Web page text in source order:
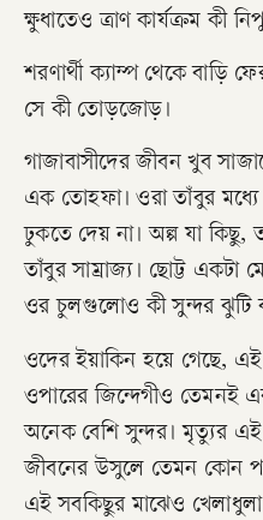
ক্ষুধাতেও ত্রাণ কার্যক্রম কী
শরণার্থী ক্যাম্প থেকে বাড়ি
সে কী তোড়জোড়।
গাজাবাসীদের জীবন খুব
এক তোহফা। ওরা তাঁবুর মধ্যে
ঢুকতে দেয় না। অল্প যা কিছু,
তাঁবুর সাম্রাজ্য। ছোট্ট একটা
ওর চুলগুলোও কী সুন্দর ঝুটি
ওদের ইয়াকিন হয়ে গেছে, এই
ওপারের জিন্দেগীও তেমনই
অনেক বেশি সুন্দর। মৃত্যুর
জীবনের উসুলে তেমন কোন
এই সবকিছুর মাঝেও